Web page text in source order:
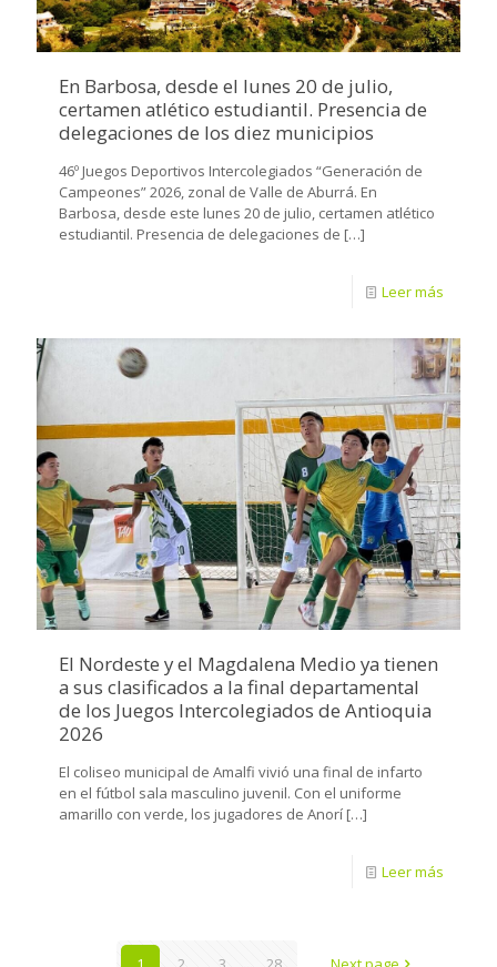
En Barbosa, desde el lunes 20 de julio,
certamen atlético estudiantil. Presencia de
delegaciones de los diez municipios
46º Juegos Deportivos Intercolegiados “Generación de
Campeones” 2026, zonal de Valle de Aburrá. En
Barbosa, desde este lunes 20 de julio, certamen atlético
estudiantil. Presencia de delegaciones de […]
Leer más
El Nordeste y el Magdalena Medio ya tienen
a sus clasificados a la final departamental
de los Juegos Intercolegiados de Antioquia
2026
El coliseo municipal de Amalfi vivió una final de infarto
en el fútbol sala masculino juvenil. Con el uniforme
amarillo con verde, los jugadores de Anorí […]
Leer más